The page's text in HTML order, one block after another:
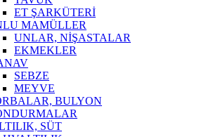
ET ŞARKÜTERİ
MAMÜLLER
UNLAR, NİŞASTALAR
EKMEKLER
SEBZE
MEYVE
BULYON
SÜT